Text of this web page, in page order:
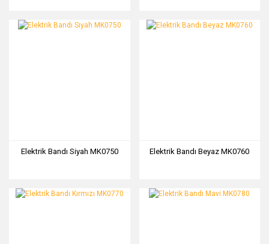
Elektrik Bandı Siyah MK0750 Elektrik Bandı Beyaz MK0760